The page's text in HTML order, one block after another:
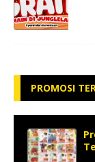
PROMOSI